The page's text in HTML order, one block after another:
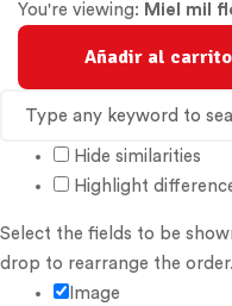
You're viewing: Miel mil
Añadir al carrito
Hide similarities
Highlight
Select the fields to be
drop to rearrange the order.
Image